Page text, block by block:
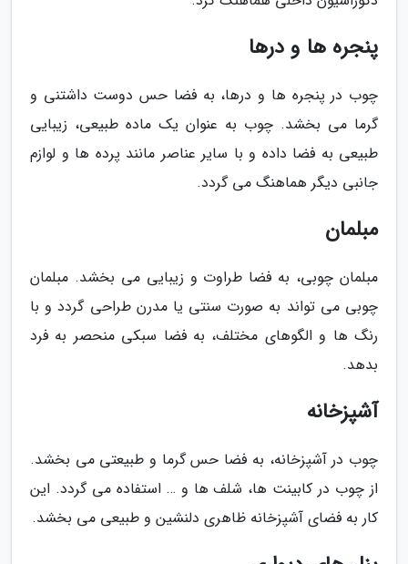
پنجره ها و درها
چوب در پنجره ها و درها، به فضا حس دوست داشتنی و
گرما می بخشد. چوب به عنوان یک ماده طبیعی، زیبایی
طبیعی به فضا داده و با سایر عناصر مانند پرده ها و لوازم
جانبی دیگر هماهنگ می گردد.
مبلمان
مبلمان چوبی، به فضا طراوت و زیبایی می بخشد. مبلمان
چوبی می تواند به صورت سنتی یا مدرن طراحی گردد و با
رنگ ها و الگوهای مختلف، به فضا سبکی منحصر به فرد
بدهد.
آشپزخانه
چوب در آشپزخانه، به فضا حس گرما و طبیعتی می بخشد.
از چوب در کابینت ها، شلف ها و … استفاده می گردد. این
کار به فضای آشپزخانه ظاهری دلنشین و طبیعی می بخشد.